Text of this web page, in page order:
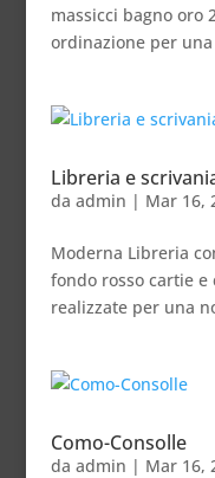
massicci bagno oro
ordinazione per
Libreria e
da admin | Mar 16,
Moderna Libreria
fondo rosso cartie
realizzate per una
Como-Consolle
da admin | Mar 16,